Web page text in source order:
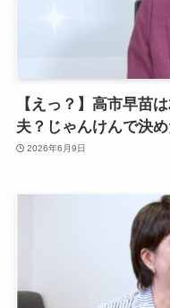
【えっ？】高市早苗
夫？じゃんけんで決
2026年6月9日